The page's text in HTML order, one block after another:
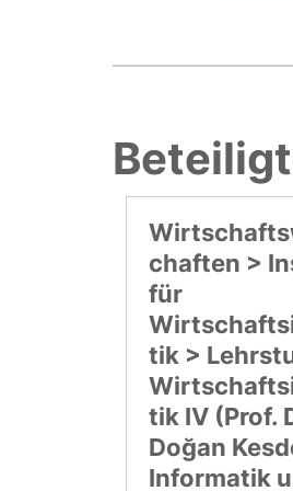
chaften >
für
tik >
tik IV (Prof.
Doğan
Informatik